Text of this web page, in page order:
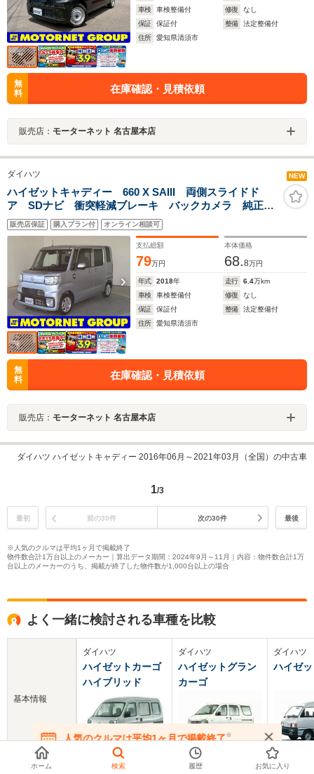
車検
車検整備付 修復
なし
保証
保証付 整備
法定整備付
住所
愛知県清須市
無
料
在庫確認・見積依頼
販売店： モーターネット 名古屋本店
ダイハツ NEW
ハイゼットキャディー 660 X SAIII 両側スライドド
ア SDナビ 衝突軽減ブレーキ バックカメラ 純正ア
ルミ オートマチックHB オートライト ドラレコ
ETC ターボ BTオーディオ アイドリングストップ
販売店保証 購入プラン付 オンライン相談可
支払総額
79万円
本体価格
68.8万円
年式 2018年 走行 6.4万km
車検
車検整備付 修復
なし
保証
保証付 整備
法定整備付
住所
愛知県清須市
無
料
在庫確認・見積依頼
販売店： モーターネット 名古屋本店
ダイハツ ハイゼットキャディー 2016年06月～2021年03月（全国）の中古車
1/3
最初 前の30件 次の30件 最後
※人気のクルマは平均1ヶ月で掲載終了
物件数合計1万台以上のメーカー｜算出データ期間：2024年9月～11月｜内容：物件数合計1万
台以上のメーカーのうち、掲載が終了した物件数が1,000台以上の場合
よく一緒に検討される車種を比較
基本情報
ダイハツ
ハイゼットカーゴ
ハイブリッド
ダイハツ
ハイゼットグラン
カーゴ
ダイハツ
ハイゼ
人気のクルマは平均1ヶ月で掲載終了※
在庫が無くなる前にお問い合わせください
ホーム 検索 履歴 お気に入り